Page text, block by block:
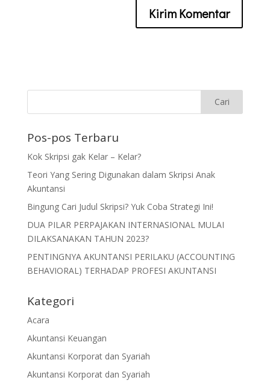
Pos-pos Terbaru
Kok Skripsi gak Kelar – Kelar?
Teori Yang Sering Digunakan dalam Skripsi Anak
Akuntansi
Bingung Cari Judul Skripsi? Yuk Coba Strategi Ini!
DUA PILAR PERPAJAKAN INTERNASIONAL MULAI
DILAKSANAKAN TAHUN 2023?
PENTINGNYA AKUNTANSI PERILAKU (ACCOUNTING
BEHAVIORAL) TERHADAP PROFESI AKUNTANSI
Kategori
Acara
Akuntansi Keuangan
Akuntansi Korporat dan Syariah
Akuntansi Korporat dan Syariah